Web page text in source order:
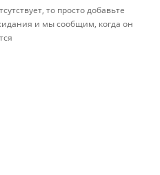
то просто добавьте
и мы сообщим, когда он